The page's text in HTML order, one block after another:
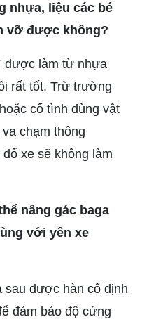
nhựa, liệu các bé
vỡ được không?
được làm từ nhựa
rất tốt. Trừ trường
cố tình dùng vật
chạm thông
xe sẽ không làm
nâng gác baga
với yên xe
sau được hàn cố định
đảm bảo độ cứng